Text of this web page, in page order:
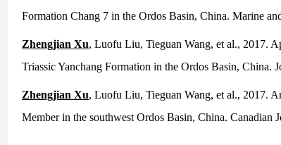
Formation Chang 7 in the Ordos Basin, China. Marine
Zhengjian Xu, Luofu Liu, Tieguan Wang, et al., 2017.
Triassic Yanchang Formation in the Ordos Basin, China.
Zhengjian Xu, Luofu Liu, Tieguan Wang, et al., 2017.
Member in the southwest Ordos Basin, China. Canadian